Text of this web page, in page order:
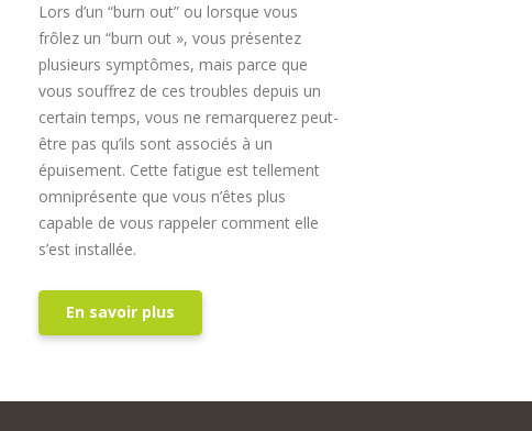
Lors d’un “burn out” ou lorsque vous
frôlez un “burn out », vous présentez
plusieurs symptômes, mais parce que
vous souffrez de ces troubles depuis un
certain temps, vous ne remarquerez peut-
être pas qu’ils sont associés à un
épuisement. Cette fatigue est tellement
omniprésente que vous n’êtes plus
capable de vous rappeler comment elle
s’est installée.
En savoir plus